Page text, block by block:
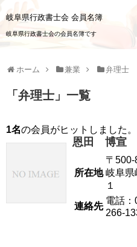
岐阜県行政書士会 会員名簿
岐阜県行政書士会の会員名簿です
ホーム 兼業 弁理士
「 弁理士 」 一覧
1名の会員がヒットしました。
恩田 博宣
所在地
〒500-
岐阜県
１
連絡先
電話
266-